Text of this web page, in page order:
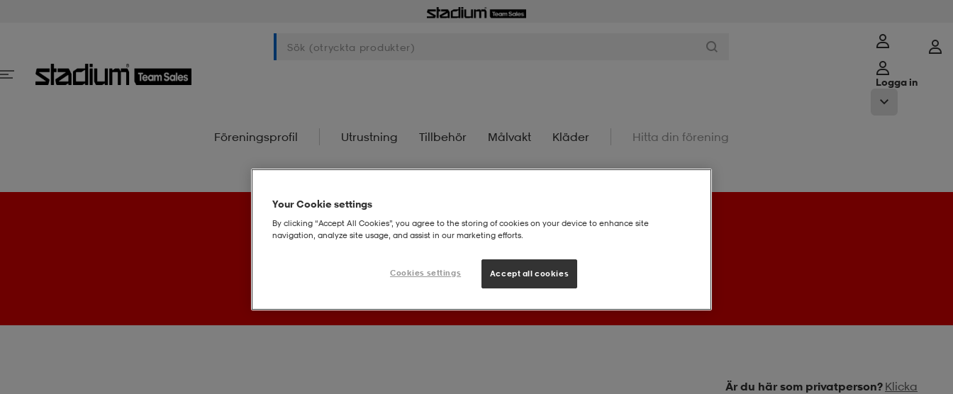
Logga in
Föreningsprofil Utrustning Tillbehör Målvakt Kläder Hitta din förening
Är du här som privatperson? Klicka
Your Cookie settings
By clicking “Accept All Cookies”, you agree to the storing of cookies on your device to enhance site
navigation, analyze site usage, and assist in our marketing efforts.
Cookies settings Accept all cookies